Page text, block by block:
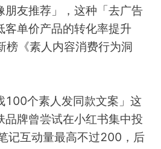
朋友推荐」，这种「去广告
客单价产品的转化率提升
榜《素人内容消费行为洞
100个素人发同款文案」这
品牌曾尝试在小红书集中投
记互动量最高不过200，后
暂无数据